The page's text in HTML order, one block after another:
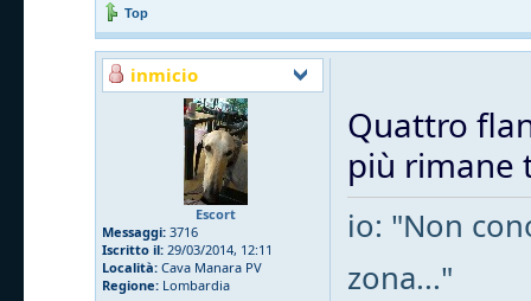
Top
inmicio
Escort
Messaggi: 3716
Iscritto il: 29/03/2014, 12:11
Località: Cava Manara PV
Regione: Lombardia
Quattro
più rimane
io: "Non
zona..."